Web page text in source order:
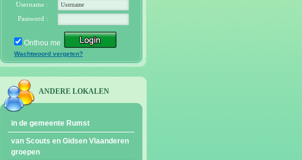
Username :
Password :
Onthou me
Wachtwoord vergeten?
ANDERE LOKALEN
in de gemeente Rumst
van Scouts en Gidsen Vlaanderen
groepen